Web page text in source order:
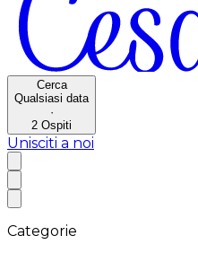
Cerca
Qualsiasi data
·
2 Ospiti
Unisciti a noi
Categorie